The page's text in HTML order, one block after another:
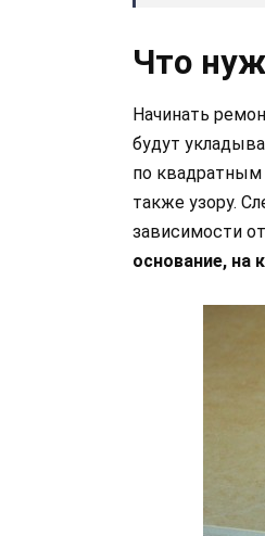
Что
Начинать
будут
по квадратным
также узору.
зависимости
основание, на